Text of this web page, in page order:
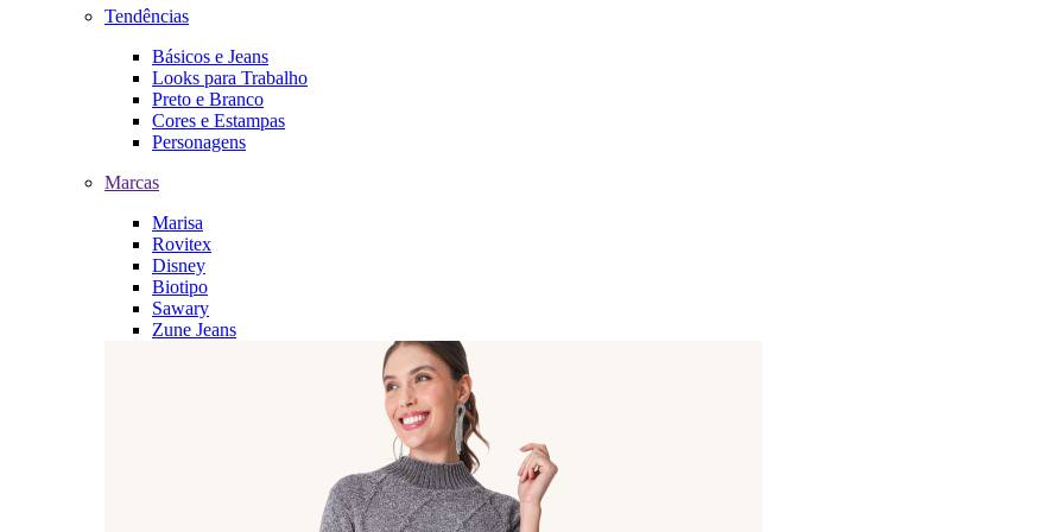
Tendências
Básicos e Jeans
Looks para Trabalho
Preto e Branco
Cores e Estampas
Personagens
Marcas
Marisa
Rovitex
Disney
Biotipo
Sawary
Zune Jeans